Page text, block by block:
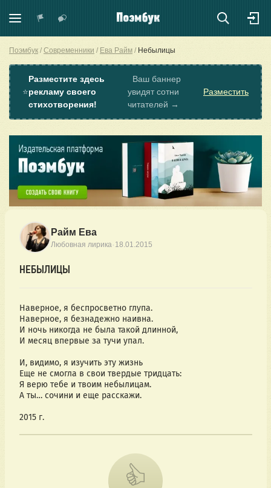
Поэмбук Современники Ева Райм Небылицы
⭐
Разместите здесь
рекламу своего
стихотворения!
Ваш баннер
увидят сотни
читателей →
Разместить
Райм Ева
Любовная лирика· 18.01.2015
НЕБЫЛИЦЫ
Наверное, я беспросветно глупа.
Наверное, я безнадежно наивна.
И ночь никогда не была такой длинной,
И месяц впервые за тучи упал.
И, видимо, я изучить эту жизнь
Еще не смогла в свои твердые тридцать:
Я верю тебе и твоим небылицам.
А ты… сочини и еще расскажи.
2015 г.